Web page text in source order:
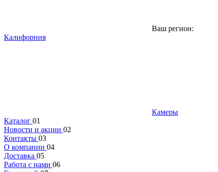
Ваш регион:
Калифорния
Камеры
Каталог 01
Новости и акции 02
Контакты 03
О компании 04
Доставка 05
Работа с нами 06